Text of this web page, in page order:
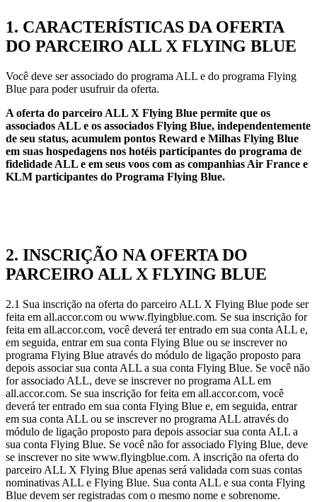
1. CARACTERÍSTICAS DA OFERTA
DO PARCEIRO ALL X FLYING BLUE
Você deve ser associado do programa ALL e do programa Flying
Blue para poder usufruir da oferta.
A oferta do parceiro ALL X Flying Blue permite que os
associados ALL e os associados Flying Blue, independentemente
de seu status, acumulem pontos Reward e Milhas Flying Blue
em suas hospedagens nos hotéis participantes do programa de
fidelidade ALL e em seus voos com as companhias Air France e
KLM participantes do Programa Flying Blue.
2. INSCRIÇÃO NA OFERTA DO
PARCEIRO ALL X FLYING BLUE
2.1 Sua inscrição na oferta do parceiro ALL X Flying Blue pode ser
feita em all.accor.com ou www.flyingblue.com. Se sua inscrição for
feita em all.accor.com, você deverá ter entrado em sua conta ALL e,
em seguida, entrar em sua conta Flying Blue ou se inscrever no
programa Flying Blue através do módulo de ligação proposto para
depois associar sua conta ALL a sua conta Flying Blue. Se você não
for associado ALL, deve se inscrever no programa ALL em
all.accor.com. Se sua inscrição for feita em all.accor.com, você
deverá ter entrado em sua conta Flying Blue e, em seguida, entrar
em sua conta ALL ou se inscrever no programa ALL através do
módulo de ligação proposto para depois associar sua conta ALL a
sua conta Flying Blue. Se você não for associado Flying Blue, deve
se inscrever no site www.flyingblue.com. A inscrição na oferta do
parceiro ALL X Flying Blue apenas será validada com suas contas
nominativas ALL e Flying Blue. Sua conta ALL e sua conta Flying
Blue devem ser registradas com o mesmo nome e sobrenome.